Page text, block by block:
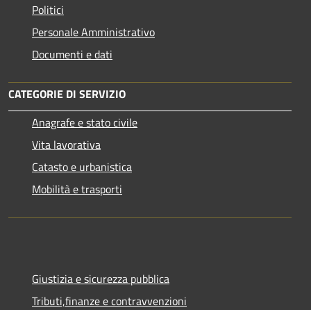
Politici
Personale Amministrativo
Documenti e dati
CATEGORIE DI SERVIZIO
Anagrafe e stato civile
Vita lavorativa
Catasto e urbanistica
Mobilità e trasporti
Giustizia e sicurezza pubblica
Tributi,finanze e contravvenzioni